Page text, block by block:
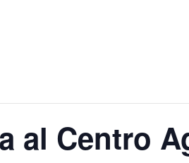
al Centro